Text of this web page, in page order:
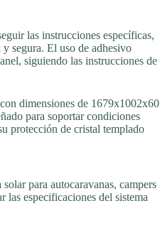
las instrucciones específicas,
segura. El uso de adhesivo
siguiendo las instrucciones de
dimensiones de 1679x1002x60
para soportar condiciones
protección de cristal templado
para autocaravanas, campers
las especificaciones del sistema